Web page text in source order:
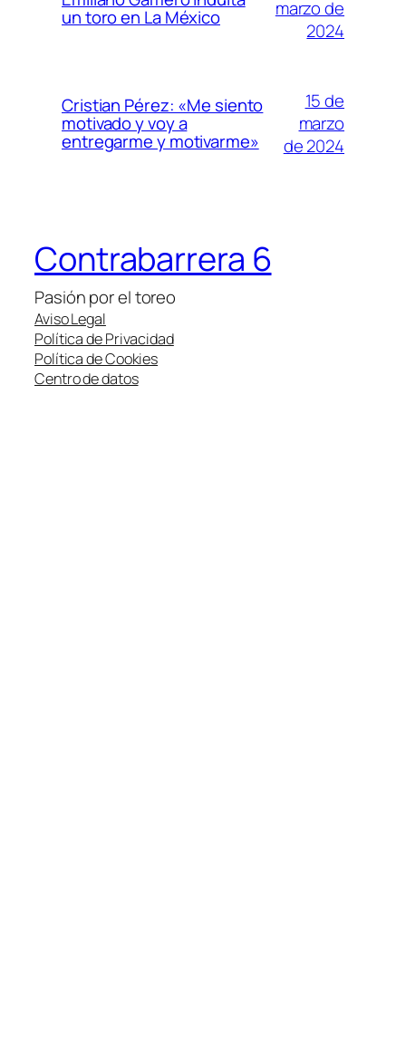
un toro en La México
marzo de
2024
Cristian Pérez: «Me siento
motivado y voy a
entregarme y motivarme»
15 de
marzo
de 2024
Contrabarrera 6
Pasión por el toreo
Aviso Legal
Política de Privacidad
Política de Cookies
Centro de datos